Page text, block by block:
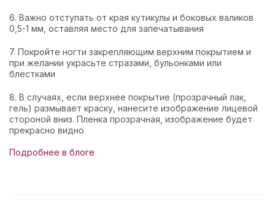
6. Важно отступать от края кутикулы и боковых валиков
0,5-1 мм, оставляя место для запечатывания
7. Покройте ногти закрепляющим верхним покрытием и
при желании украсьте стразами, бульонками или
блестками
8. В случаях, если верхнее покрытие (прозрачный лак,
гель) размывает краску, нанесите изображение лицевой
стороной вниз. Пленка прозрачная, изображение будет
прекрасно видно
Подробнее в блоге